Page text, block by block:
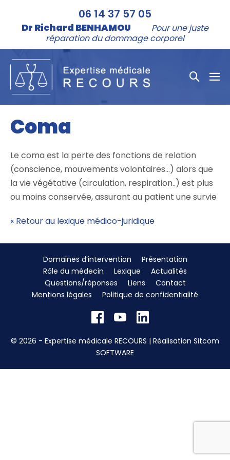
contenu
06 14 37 57 05
Dr Richard BENHAMOU
Pour une juste
réparation du dommage corporel
Coma
Le coma est la perte des fonctions de relation
(conscience, mouvements volontaires…) alors que
la vie végétative (circulation, respiration..) est plus
ou moins conservée, assurant au patient une survie
« Retour au lexique médico-juridique
Domaines d’intervention
Présentation
Rôle du médecin
Lexique
Actualités
Questions/réponses
Liens
Contact
Mentions légales
Politique de confidentialité
© 2026 - Expertise médicale RECOURS | Réalisation Sitcom
SOFTWARE